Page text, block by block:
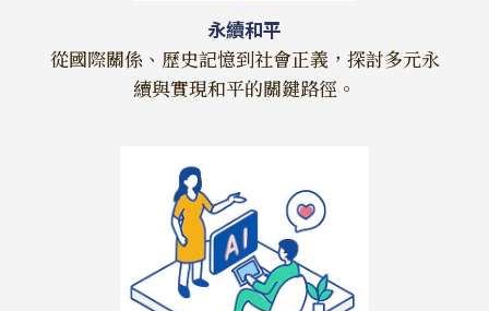
永續和平
從國際關係、歷史記憶到社會正義，探討多元永
續與實現和平的關鍵路徑。